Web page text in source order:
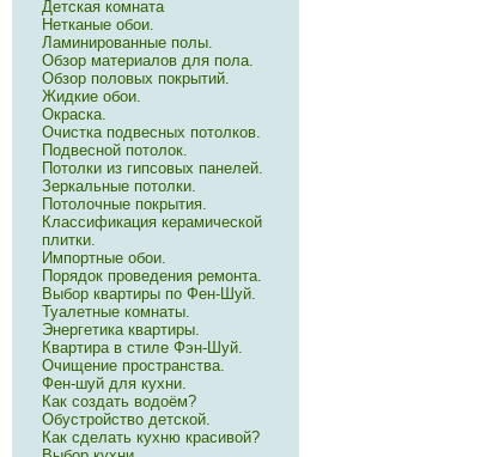
Детская комната
Нетканые обои.
Ламинированные полы.
Обзор материалов для пола.
Обзор половых покрытий.
Жидкие обои.
Окраска.
Очистка подвесных потолков.
Подвесной потолок.
Потолки из гипсовых панелей.
Зеркальные потолки.
Потолочные покрытия.
Классификация керамической
плитки.
Импортные обои.
Порядок проведения ремонта.
Выбор квартиры по Фен-Шуй.
Туалетные комнаты.
Энергетика квартиры.
Квартира в стиле Фэн-Шуй.
Очищение пространства.
Фен-шуй для кухни.
Как создать водоём?
Обустройство детской.
Как сделать кухню красивой?